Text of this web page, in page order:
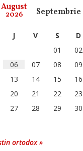
August
2026 Septembrie
J V S
D
01
02
06 07 08
09
13 14 15
16
20 21 22
23
27 28 29
30
ortodox »